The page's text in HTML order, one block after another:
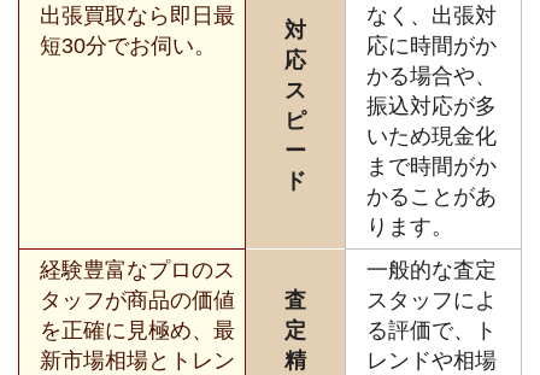
出張買取なら即日最
短30分でお伺い。
対
応
ス
ピ
ー
ド
なく、出張対
応に時間がか
かる場合や、
振込対応が多
いため現金化
まで時間がか
かることがあ
ります。
経験豊富なプロのス
タッフが商品の価値
を正確に見極め、最
新市場相場とトレン
査
定
精
一般的な査定
スタッフによ
る評価で、ト
レンドや相場